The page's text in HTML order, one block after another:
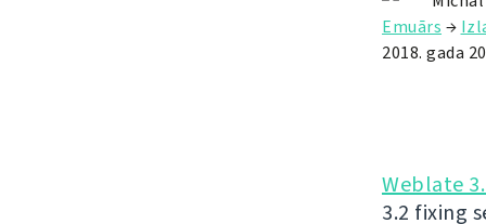
Emuārs →
2018. gada
Weblate
3.2 fixing